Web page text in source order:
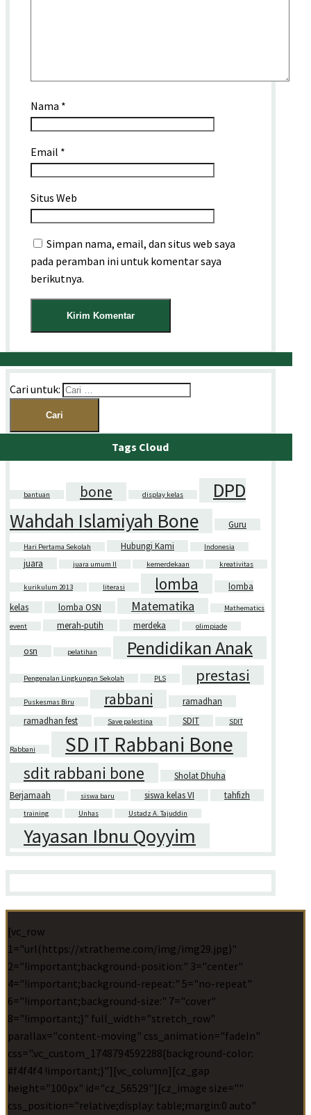
Nama *
Email *
Situs Web
Simpan nama, email, dan situs web saya
pada peramban ini untuk komentar saya
berikutnya.
Cari untuk:
Tags Cloud
bantuan bone display kelas
DPD
Wahdah Islamiyah Bone
Guru
Hari Pertama Sekolah Hubungi Kami Indonesia
juara juara umum II kemerdekaan kreativitas
kurikulum 2013 literasi lomba
lomba
kelas
lomba OSN Matematika
Mathematics
event
merah-putih merdeka olimpiade
osn pelatihan Pendidikan Anak
Pengenalan Lingkungan Sekolah PLS prestasi
Puskesmas Biru rabbani
ramadhan
ramadhan fest
Save palestina SDIT SDIT
Rabbani SD IT Rabbani Bone
sdit rabbani bone
Sholat Dhuha
Berjamaah
siswa baru siswa kelas VI tahfizh
training Unhas Ustadz A. Tajuddin
Yayasan Ibnu Qoyyim
[vc_row
1="url(https://xtratheme.com/img/img29.jpg)"
2="!important;background-position:" 3="center"
4="!important;background-repeat:" 5="no-repeat"
6="!important;background-size:" 7="cover"
8="!important;}" full_width="stretch_row"
parallax="content-moving" css_animation="fadeIn"
css=".vc_custom_1748794592288{background-color:
#f4f4f4 !important;}"][vc_column][cz_gap
height="100px" id="cz_56529"][cz_image size=""
css_position="relative;display: table;margin:0 auto"